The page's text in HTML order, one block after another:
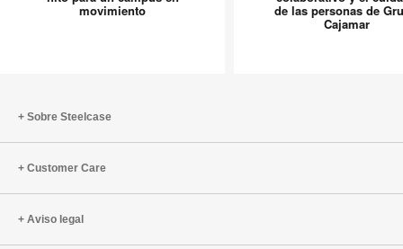
nuevo
movimiento
movimiento
trabajo
las
Grupo
de las personas de
Cajamar
Sobre Steelcase
Customer Care
Aviso legal